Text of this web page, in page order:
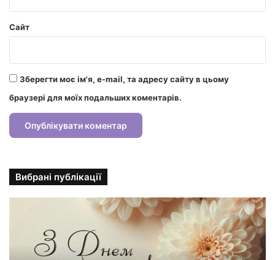
Сайт
Зберегти моє ім'я, e-mail, та адресу сайту в цьому
браузері для моїх подальших коментарів.
Вибрані публікації